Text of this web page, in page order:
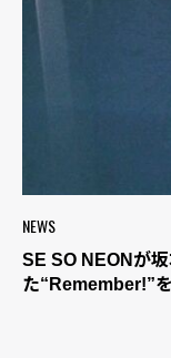
NEWS
SE SO NEONが
た“Remember!”